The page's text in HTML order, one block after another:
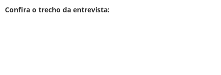
Confira o trecho da entrevista: